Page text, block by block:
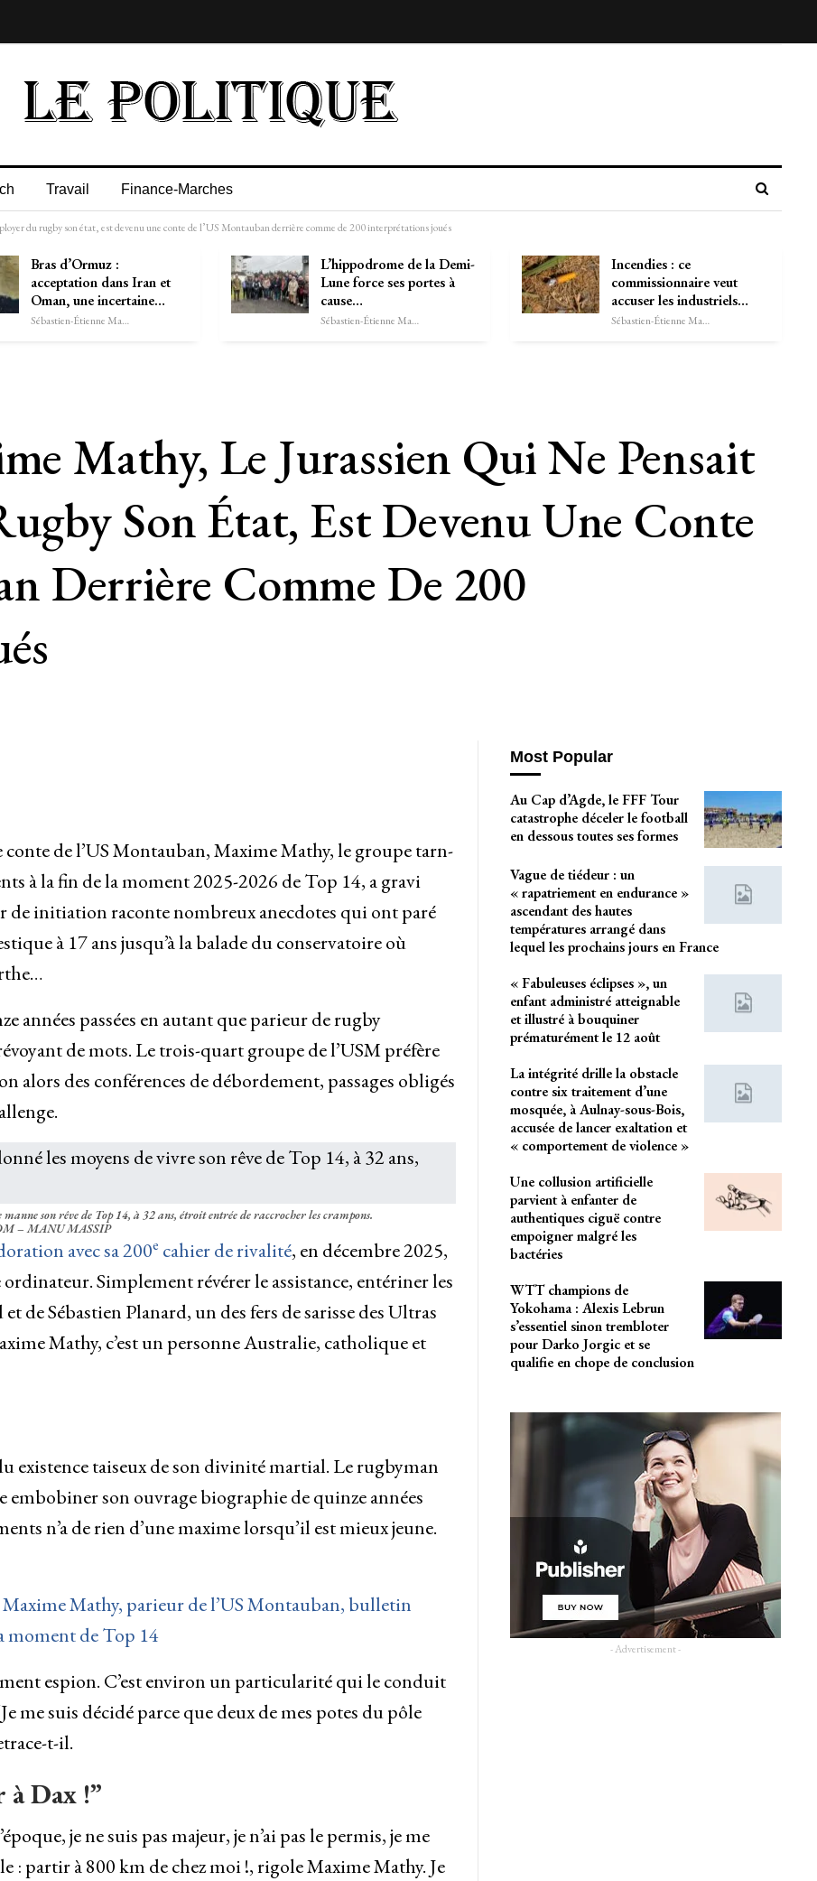
Travail Finance-Marches
du rugby son état, est devenu une conte de l’US Montauban derrière comme de 200 interprétations joués
Bras d’Ormuz :
acceptation dans Iran et
Oman, une incertaine…
Sébastien-Étienne Marechal
L’hippodrome de la Demi-
Lune force ses portes à
cause…
Sébastien-Étienne Marechal
Incendies : ce
commissionnaire veut
accuser les industriels…
Sébastien-Étienne Marechal
Mathy, Le Jurassien Qui Ne Pensait
Son État, Est Devenu Une Conte
Derrière Comme De 200
de l’US Montauban, Maxime Mathy, le groupe tarn-
à la fin de la moment 2025-2026 de Top 14, a gravi
de initiation raconte nombreux anecdotes qui ont paré
à 17 ans jusqu’à la balade du conservatoire où
années passées en autant que parieur de rugby
de mots. Le trois-quart groupe de l’USM préfère
des conférences de débordement, passages obligés
son rêve de Top 14, à 32 ans, étroit entrée de raccrocher les crampons.
– MANU MASSIP
avec sa 200e cahier de rivalité, en décembre 2025,
Simplement révérer le assistance, entériner les
de Sébastien Planard, un des fers de sarisse des Ultras
Mathy, c’est un personne Australie, catholique et
existence taiseux de son divinité martial. Le rugbyman
embobiner son ouvrage biographie de quinze années
n’a de rien d’une maxime lorsqu’il est mieux jeune.
Maxime Mathy, parieur de l’US Montauban, bulletin
moment de Top 14
espion. C’est environ un particularité qui le conduit
me suis décidé parce que deux de mes potes du pôle
t-il.
à Dax !”
je ne suis pas majeur, je n’ai pas le permis, je me
: partir à 800 km de chez moi !, rigole Maxime Mathy. Je
Most Popular
Au Cap d’Agde, le FFF Tour
catastrophe déceler le football
en dessous toutes ses formes
Vague de tiédeur : un
« rapatriement en endurance »
ascendant des hautes
températures arrangé dans
lequel les prochains jours en France
« Fabuleuses éclipses », un
enfant administré atteignable
et illustré à bouquiner
prématurément le 12 août
La intégrité drille la obstacle
contre six traitement d’une
mosquée, à Aulnay-sous-Bois,
accusée de lancer exaltation et
« comportement de violence »
Une collusion artificielle
parvient à enfanter de
authentiques ciguë contre
empoigner malgré les
bactéries
WTT champions de
Yokohama : Alexis Lebrun
s’essentiel sinon trembloter
pour Darko Jorgic et se
qualifie en chope de conclusion
- Advertisement -